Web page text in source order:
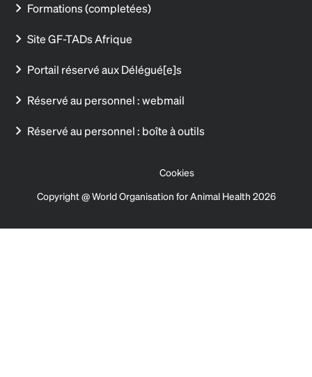
Formations (completées)
Site GF-TADs Afrique
Portail réservé aux Délégué[e]s
Réservé au personnel : webmail
Réservé au personnel : boîte à outils
Cookies
Copyright @ World Organisation for Animal Health 2026